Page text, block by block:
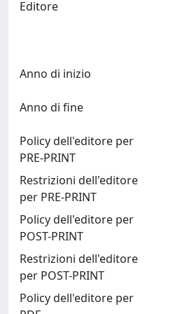
Editore
Anno di inizio
Anno di fine
Policy dell'editore per
PRE-PRINT
Restrizioni dell'editore
per PRE-PRINT
Policy dell'editore per
POST-PRINT
Restrizioni dell'editore
per POST-PRINT
Policy dell'editore per